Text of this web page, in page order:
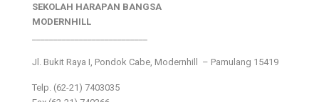
SEKOLAH HARAPAN BANGSA
MODERNHILL
Jl. Bukit Raya I, Pondok Cabe, Modernhill – Pamulang 15419
Telp. (62-21) 7403035